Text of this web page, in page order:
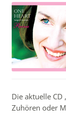
Die aktuelle CD
Zuhören oder